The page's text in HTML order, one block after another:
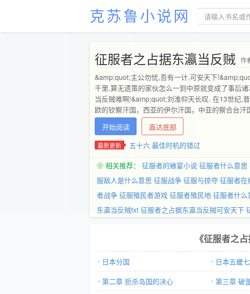
克苏鲁小说网
征服者之占据东瀛当反贼 作
&amp;quot;主公勿忧,吾有一计,可安天下
千里,算无遗策的家伙怎么一到中原就变成了事后
当反贼难啊!&amp;quot;刘淮仰天长叹. 在13世纪,
欧的钦察汗国，西亚的伊尔汗国，中亚的察合台
到了远征军一名将领身上,征服,就从东瀛开始,占据
蒙古人西征的路线进军,一直打穿欧亚大陆,完成比
开始阅读 直达底部
最新更新 五十六 最佳时机的错过
❀ 相关推荐： 征服者的飨宴小说 征服者什么意思
服敌人是什么意思 征服战争 征服与掠夺 征服者在
者战争 征服殖民者游戏 征服者殖民地 征服者什么
东瀛当反贼txt 征服者之占据东瀛当反贼可安天下
《征服者之
日本分国 日本五畿
第二章 扼杀岛国的决心
第三章 破